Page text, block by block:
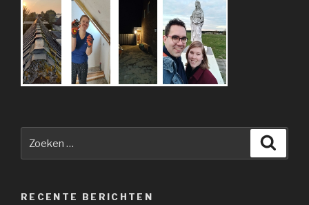
RECENTE BERICHTEN